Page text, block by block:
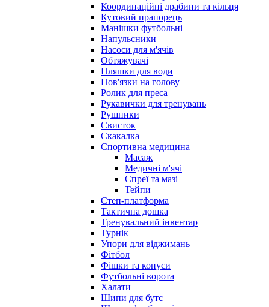
Координаційні драбини та кільця
Кутовий прапорець
Манішки футбольні
Напульсники
Насоси для м'ячів
Обтяжувачі
Пляшки для води
Пов'язки на голову
Ролик для преса
Рукавички для тренувань
Рушники
Свисток
Скакалка
Спортивна медицина
Масаж
Медичні м'ячі
Спреї та мазі
Тейпи
Степ-платформа
Тактична дошка
Тренувальний інвентар
Турнік
Упори для віджимань
Фітбол
Фішки та конуси
Футбольні ворота
Халати
Шипи для бутс